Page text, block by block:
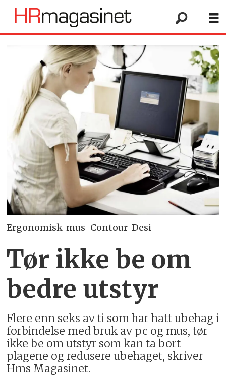
Ergonomisk-mus-Contour-Desi
Tør ikke be om
bedre utstyr
Flere enn seks av ti som har hatt ubehag i
forbindelse med bruk av pc og mus, tør
ikke be om utstyr som kan ta bort
plagene og redusere ubehaget, skriver
Hms Magasinet.